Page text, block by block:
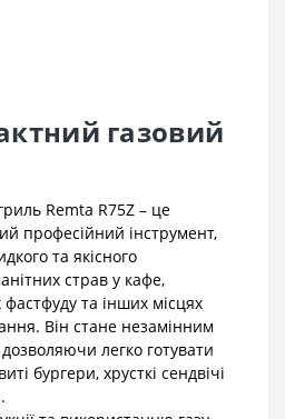
газовий
Remta R75Z – це
професійний інструмент,
та якісного
страв у кафе,
та інших місцях
Він стане незамінним
легко готувати
бургери, хрусткі сендвічі